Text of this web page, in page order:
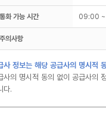
통화 가능 시간 09:00
주의사항
사 정보는 해당 공급사의 명시적
사의 명시적 동의 없이 공급사의
다.